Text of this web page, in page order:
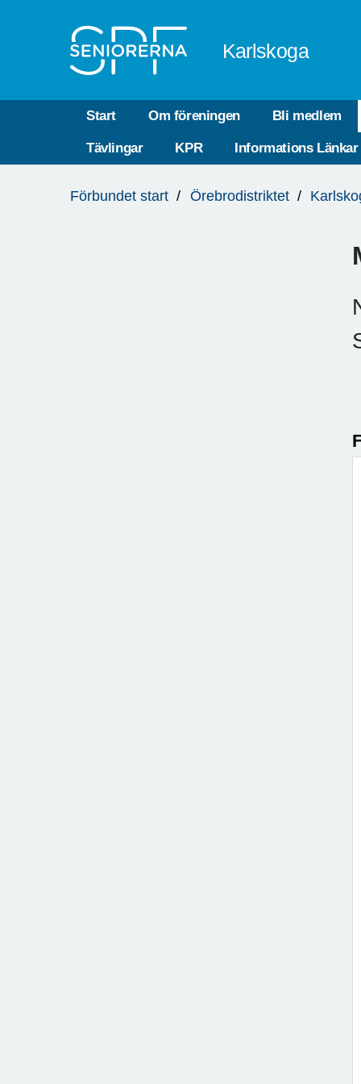
Karlskoga
Start Om föreningen Bli medlem
Tävlingar KPR Informations Länkar
är
Förbundet start Örebrodistriktet